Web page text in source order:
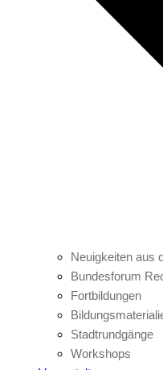
Neuigkeiten aus
Bundesforum
Fortbildungen
Stadtrundgänge
Workshops